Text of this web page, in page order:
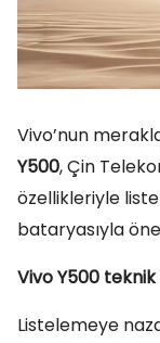
Vivo’nun
Y500, Çin
özellikleriyle
bataryasıyla öne
Vivo Y500
Listelemeye